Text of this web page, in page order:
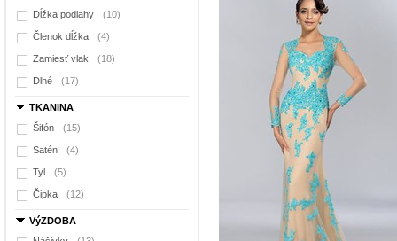
Dĺžka podlahy
(10)
Členok dĺžka (4)
Zamiesť vlak (18)
Dlhé (17)
TKANINA
Šifón
(15)
Satén (4)
Tyl (5)
Čipka (12)
VýZDOBA